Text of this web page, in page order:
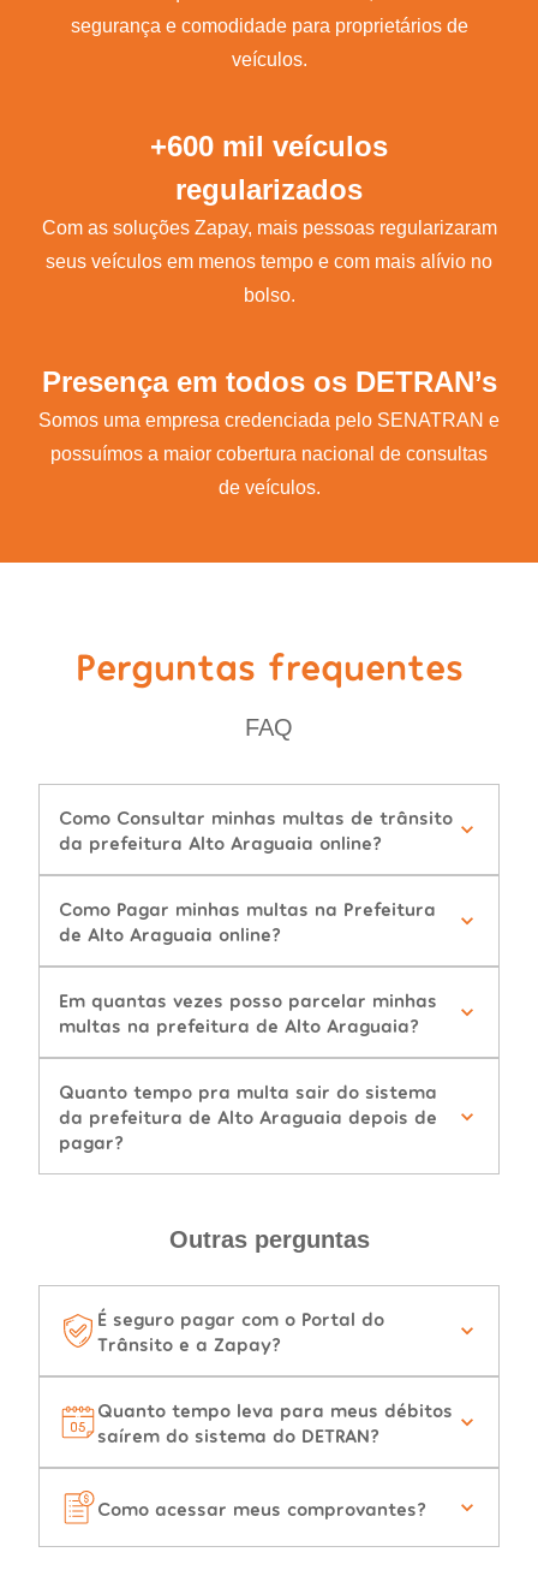
segurança e comodidade para proprietários de
veículos.
+600 mil veículos
regularizados
Com as soluções Zapay, mais pessoas regularizaram
seus veículos em menos tempo e com mais alívio no
bolso.
Presença em todos os DETRAN’s
Somos uma empresa credenciada pelo SENATRAN e
possuímos a maior cobertura nacional de consultas
de veículos.
Perguntas frequentes
FAQ
Como Consultar minhas multas de trânsito
da prefeitura Alto Araguaia online?
Como Pagar minhas multas na Prefeitura
de Alto Araguaia online?
Em quantas vezes posso parcelar minhas
multas na prefeitura de Alto Araguaia?
Quanto tempo pra multa sair do sistema
da prefeitura de Alto Araguaia depois de
pagar?
Outras perguntas
É seguro pagar com o Portal do
Trânsito e a Zapay?
Quanto tempo leva para meus débitos
saírem do sistema do DETRAN?
Como acessar meus comprovantes?